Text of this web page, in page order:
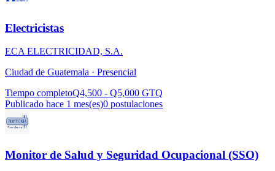
Electricistas
ECA ELECTRICIDAD, S.A.
Ciudad de Guatemala · Presencial
Tiempo completoQ4,500 - Q5,000 GTQ
Publicado hace 1 mes(es)0 postulaciones
Monitor de Salud y Seguridad Ocupacional (SSO)